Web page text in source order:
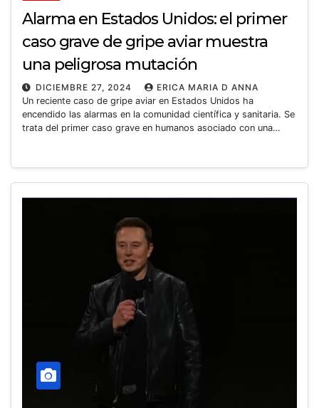
Alarma en Estados Unidos: el primer
caso grave de gripe aviar muestra
una peligrosa mutación
DICIEMBRE 27, 2024
ERICA MARIA D ANNA
Un reciente caso de gripe aviar en Estados Unidos ha
encendido las alarmas en la comunidad científica y sanitaria. Se
trata del primer caso grave en humanos asociado con una…